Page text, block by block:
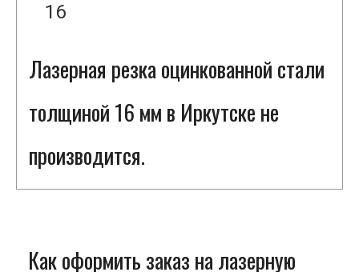
16
Лазерная резка оцинкованной стали
толщиной 16 мм в Иркутске не
производится.
Как оформить заказ на лазерную